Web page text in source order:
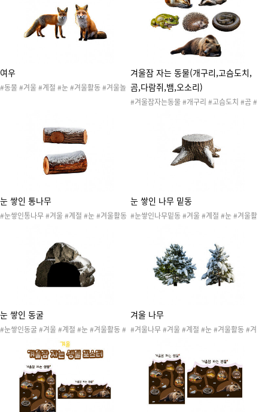
여우
#동물 #겨울 #계절 #눈 #겨울활동 #겨울놀
겨울잠 자는 동물(개구리,고슴도치,
곰,다람쥐,뱀,오소리)
#겨울잠자는동물 #개구리 #고슴도치 #곰 #
울환경 #겨울자료 #겨울게시판 #겨울환경판
#겨울프로젝트 #동물 #겨울잠동물땅속놀이
눈 쌓인 통나무
#눈쌓인통나무 #겨울 #계절 #눈 #겨울활동
눈 쌓인 나무 밑동
#눈쌓인나무밑동 #겨울 #계절 #눈 #겨울활
눈 쌓인 동굴
#눈쌓인동굴 #겨울 #계절 #눈 #겨울활동 #
겨울놀이 #겨울도안 #겨울환경 #겨울자료 #
겨울게시판 #겨울환경판 #겨울프로젝트
겨울 나무
#겨울나무 #겨울 #계절 #눈 #겨울활동 #겨